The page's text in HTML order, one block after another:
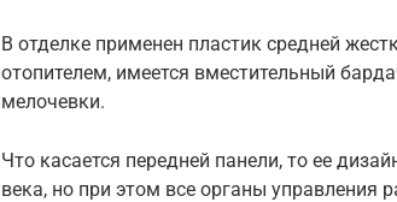
В отделке применен пластик средней
отопителем, имеется вместительный
мелочевки.
Что касается передней панели, то ее
века, но при этом все органы управления